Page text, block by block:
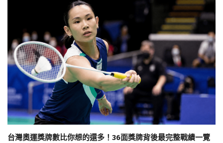
台灣奧運獎牌數比你想的還多！36面獎牌背後最完整戰績一覽